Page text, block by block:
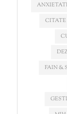
CITATE
FAIN &